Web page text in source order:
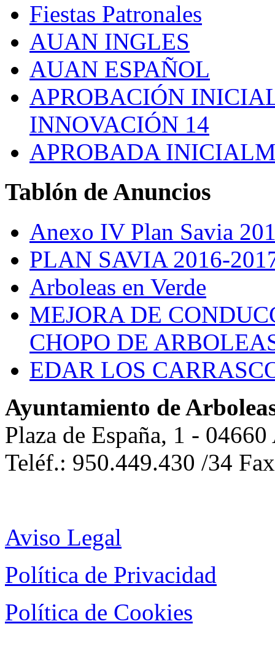
Fiestas Patronales
AUAN INGLES
AUAN ESPAÑOL
APROBACIÓN
INNOVACIÓN 14
APROBADA
Tablón de Anuncios
Anexo IV Plan Savia
PLAN SAVIA 2016-
Arboleas en Verde
MEJORA DE
CHOPO DE
EDAR LOS
Ayuntamiento de
Plaza de España, 1 -
Teléf.: 950.449.430 /34
Aviso Legal
Política de Privacidad
Política de Cookies